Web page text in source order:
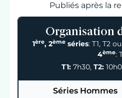
Publiés après la
Organisation
1ère, 2èmeséries: T1, T2
4ème:
T1: 7h30, T2:
Séries Hommes